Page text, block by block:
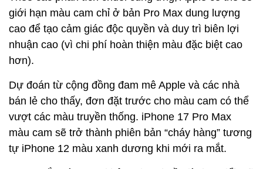
giới hạn màu cam chỉ ở bản Pro Max dung lượng
cao để tạo cảm giác độc quyền và duy trì biên lợi
nhuận cao (vì chi phí hoàn thiện màu đặc biệt cao
hơn).
Dự đoán từ cộng đồng đam mê Apple và các nhà
bán lẻ cho thấy, đơn đặt trước cho màu cam có thể
vượt các màu truyền thống. iPhone 17 Pro Max
màu cam sẽ trở thành phiên bản “cháy hàng” tương
tự iPhone 12 màu xanh dương khi mới ra mắt.